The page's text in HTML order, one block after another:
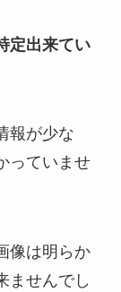
定出来てい
報が少な
っていませ
像は明らか
ませんでし